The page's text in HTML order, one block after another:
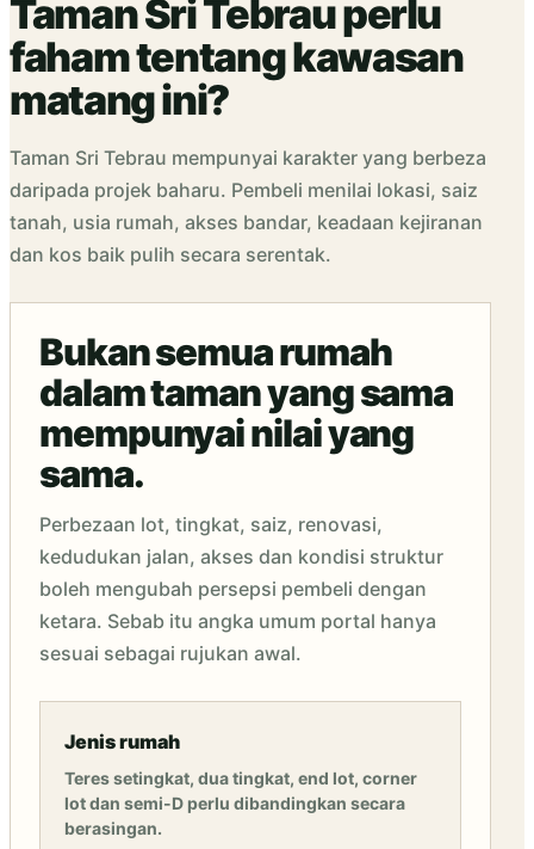
Taman Sri Tebrau perlu
faham tentang kawasan
matang ini?
Taman Sri Tebrau mempunyai karakter yang berbeza
daripada projek baharu. Pembeli menilai lokasi, saiz
tanah, usia rumah, akses bandar, keadaan kejiranan
dan kos baik pulih secara serentak.
Bukan semua rumah
dalam taman yang sama
mempunyai nilai yang
sama.
Perbezaan lot, tingkat, saiz, renovasi,
kedudukan jalan, akses dan kondisi struktur
boleh mengubah persepsi pembeli dengan
ketara. Sebab itu angka umum portal hanya
sesuai sebagai rujukan awal.
Jenis rumah
Teres setingkat, dua tingkat, end lot, corner
lot dan semi-D perlu dibandingkan secara
berasingan.